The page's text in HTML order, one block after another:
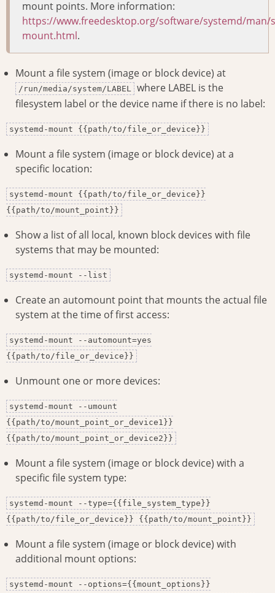
mount points. More information:
https://www.freedesktop.org/software/systemd/man/
mount.html.
Mount a file system (image or block device) at
/run/media/system/LABEL where LABEL is the
filesystem label or the device name if there is no label:
systemd-mount {{path/to/file_or_device}}
Mount a file system (image or block device) at a
specific location:
systemd-mount {{path/to/file_or_device}}
{{path/to/mount_point}}
Show a list of all local, known block devices with file
systems that may be mounted:
systemd-mount --list
Create an automount point that mounts the actual file
system at the time of first access:
systemd-mount --automount=yes
{{path/to/file_or_device}}
Unmount one or more devices:
systemd-mount --umount
{{path/to/mount_point_or_device1}}
{{path/to/mount_point_or_device2}}
Mount a file system (image or block device) with a
specific file system type:
systemd-mount --type={{file_system_type}}
{{path/to/file_or_device}} {{path/to/mount_point}}
Mount a file system (image or block device) with
additional mount options:
systemd-mount --options={{mount_options}}